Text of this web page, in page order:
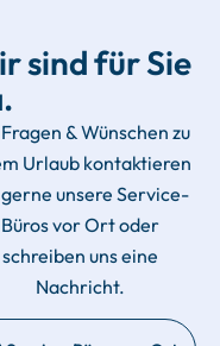
sind für Sie
& Wünschen zu
Urlaub kontaktieren
unsere Service-
Büros vor Ort oder
schreiben uns eine
Nachricht.